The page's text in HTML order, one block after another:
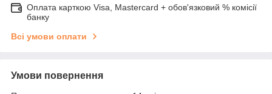
Оплата карткою Visa, Mastercard + обов'язковий % комісії
банку
Всі умови оплати
Умови повернення